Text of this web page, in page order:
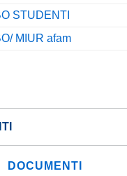
STUDENTI
MIUR afam
DOCUMENTI